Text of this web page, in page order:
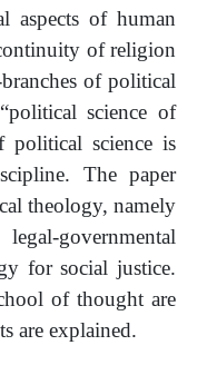
aspects of human
of religion
of political
science of
political science is
The paper
theology, namely
governmental
for social justice.
of thought are
are explained.